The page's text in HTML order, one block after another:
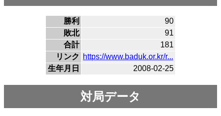
勝利
90
敗北
91
合計
181
リンク
https://www.baduk.or.kr/r...
生年月日
2008-02-25
対局データ